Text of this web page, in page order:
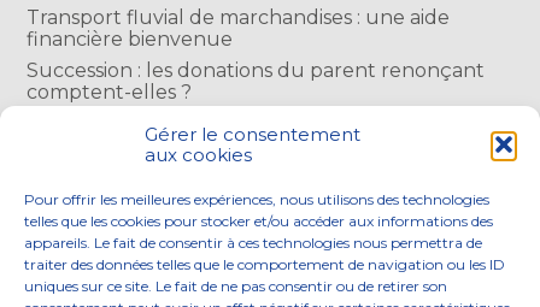
Gérer le consentement
aux cookies
Pour offrir les meilleures expériences, nous utilisons des technologies
telles que les cookies pour stocker et/ou accéder aux informations des
appareils. Le fait de consentir à ces technologies nous permettra de
traiter des données telles que le comportement de navigation ou les ID
uniques sur ce site. Le fait de ne pas consentir ou de retirer son
Transport fluvial de marchandises : une aide
financière bienvenue
Succession : les donations du parent renonçant
comptent-elles ?
Encadrement des loyers : une année de plus
COMMENTAIRES RÉCENTS